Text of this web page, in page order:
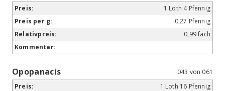
1 Loth 4 Pfennig
0,27 Pfennig
0,99 fach
Opopanacis
043 von 061
1 Loth 16 Pfennig